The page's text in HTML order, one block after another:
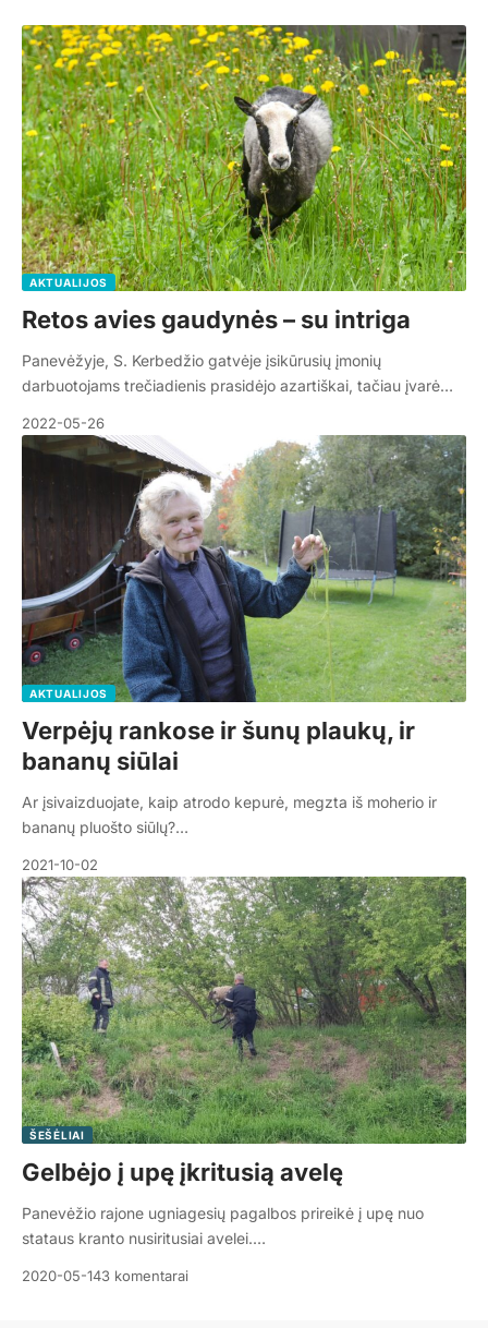
AKTUALIJOS
Retos avies gaudynės – su intriga
Panevėžyje, S. Kerbedžio gatvėje įsikūrusių įmonių
darbuotojams trečiadienis prasidėjo azartiškai, tačiau įvarė…
2022-05-26
AKTUALIJOS
Verpėjų rankose ir šunų plaukų, ir
bananų siūlai
Ar įsivaizduojate, kaip atrodo kepurė, megzta iš moherio ir
bananų pluošto siūlų?…
2021-10-02
ŠEŠĖLIAI
Gelbėjo į upę įkritusią avelę
Panevėžio rajone ugniagesių pagalbos prireikė į upę nuo
stataus kranto nusiritusiai avelei.…
2020-05-143 komentarai